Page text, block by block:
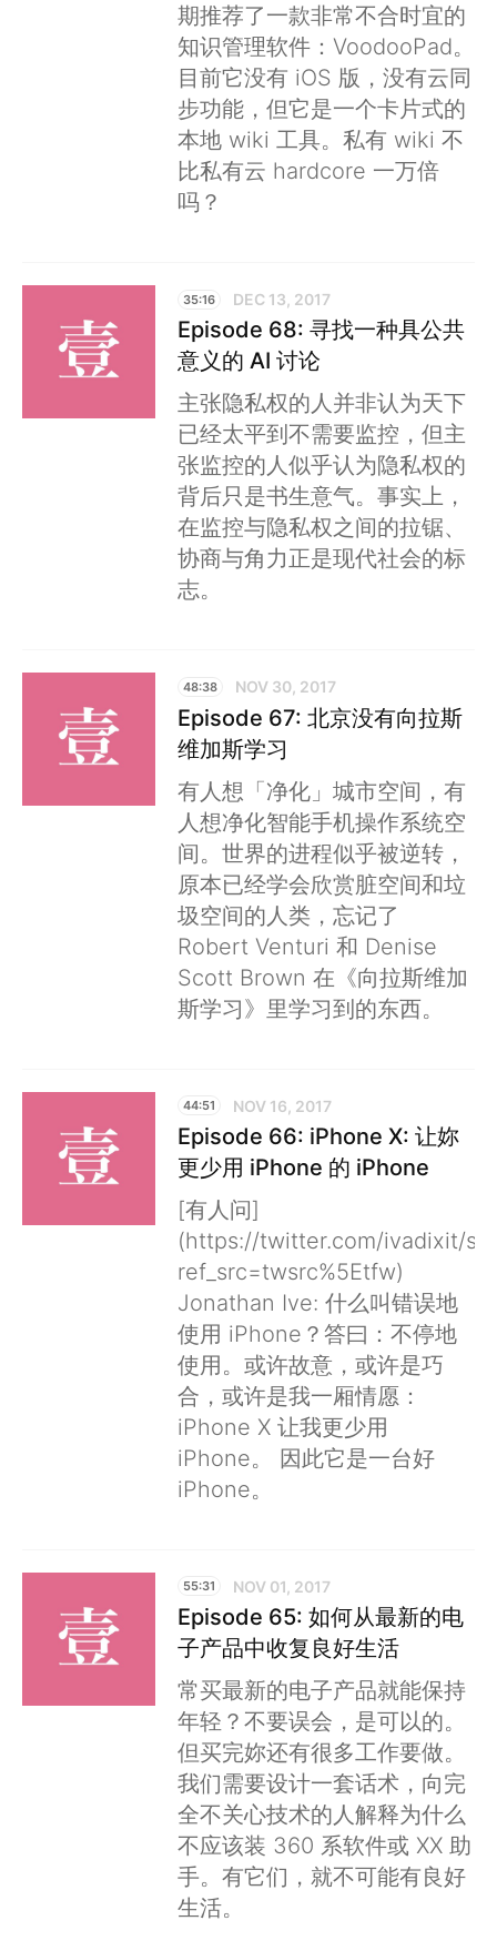
期推荐了一款非常不合时宜的
知识管理软件：VoodooPad。
目前它没有 iOS 版，没有云同
步功能，但它是一个卡片式的
本地 wiki 工具。私有 wiki 不
比私有云 hardcore 一万倍
吗？
35:16 DEC 13, 2017
Episode 68: 寻找一种具公共
意义的 AI 讨论
主张隐私权的人并非认为天下
已经太平到不需要监控，但主
张监控的人似乎认为隐私权的
背后只是书生意气。事实上，
在监控与隐私权之间的拉锯、
协商与角力正是现代社会的标
志。
48:38 NOV 30, 2017
Episode 67: 北京没有向拉斯
维加斯学习
有人想「净化」城市空间，有
人想净化智能手机操作系统空
间。世界的进程似乎被逆转，
原本已经学会欣赏脏空间和垃
圾空间的人类，忘记了
Robert Venturi 和 Denise
Scott Brown 在《向拉斯维加
斯学习》里学习到的东西。
44:51 NOV 16, 2017
Episode 66: iPhone X: 让妳
更少用 iPhone 的 iPhone
[有人问]
(https://twitter.com/ivadixit/
ref_src=twsrc%5Etfw)
Jonathan Ive: 什么叫错误地
使用 iPhone？答曰：不停地
使用。或许故意，或许是巧
合，或许是我一厢情愿：
iPhone X 让我更少用
iPhone。 因此它是一台好
iPhone。
55:31 NOV 01, 2017
Episode 65: 如何从最新的电
子产品中收复良好生活
常买最新的电子产品就能保持
年轻？不要误会，是可以的。
但买完妳还有很多工作要做。
我们需要设计一套话术，向完
全不关心技术的人解释为什么
不应该装 360 系软件或 XX 助
手。有它们，就不可能有良好
生活。